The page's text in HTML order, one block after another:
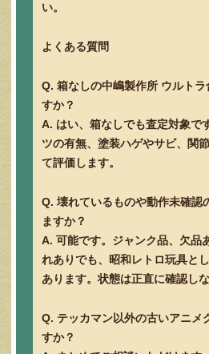
い。
よくある質問
Q. 箱なしの中嶋製作所 ウルトラ
すか？
A. はい、箱なしでも査定対象で
ツの有無、塗装ハゲやサビ、関
て評価します。
Q. 壊れているものや動作未確認
ますか？
A. 可能です。ジャンク品、欠品
れありでも、昭和レトロ玩具と
あります。状態は正直に確認し
Q. テッカマン以外の古いアニメ
すか？